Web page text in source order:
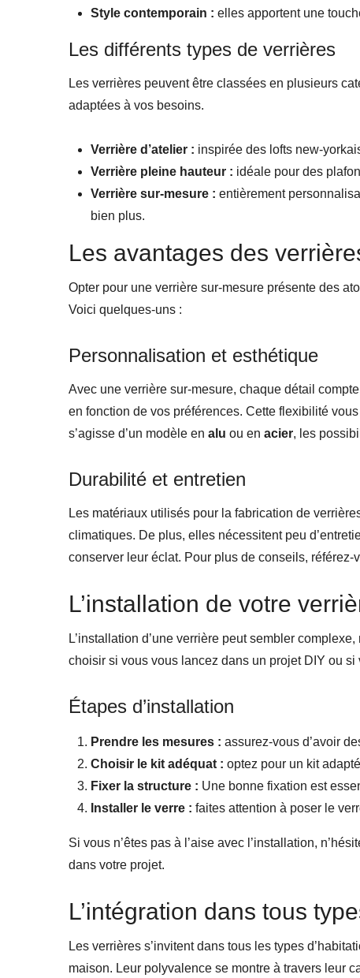
Style contemporain : elles apportent une
Les différents types de verrières
Les verrières peuvent être classées en plusieurs
adaptées à vos besoins.
Verrière d’atelier : inspirée des lofts new-
Verrière pleine hauteur : idéale pour des
Verrière sur-mesure : entièrement
bien plus.
Les avantages des
Opter pour une verrière sur-mesure présente des
Voici quelques-uns :
Personnalisation et esthétique
Avec une verrière sur-mesure, chaque détail
en fonction de vos préférences. Cette flexibilité
s’agisse d’un modèle en alu ou en acier, les
Durabilité et entretien
Les matériaux utilisés pour la fabrication de
climatiques. De plus, elles nécessitent peu
conserver leur éclat. Pour plus de conseils,
L’installation de votre
L’installation d’une verrière peut sembler
choisir si vous vous lancez dans un projet DIY ou
Étapes d’installation
Prendre les mesures : assurez-vous d’avoir
Choisir le kit adéquat : optez pour un kit
Fixer la structure : Une bonne fixation est
Installer le verre : faites attention à poser le
Si vous n’êtes pas à l’aise avec l’installation,
dans votre projet.
L’intégration dans tous
Les verrières s’invitent dans tous les types
maison. Leur polyvalence se montre à travers leur